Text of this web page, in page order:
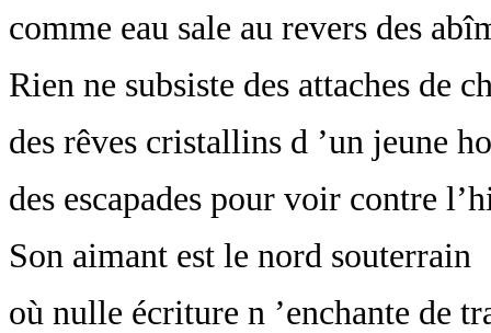
comme eau sale au revers des
Rien ne subsiste des attaches de
des rêves cristallins d ’un jeune
des escapades pour voir contre
Son aimant est le nord souterrain
où nulle écriture n ’enchante de